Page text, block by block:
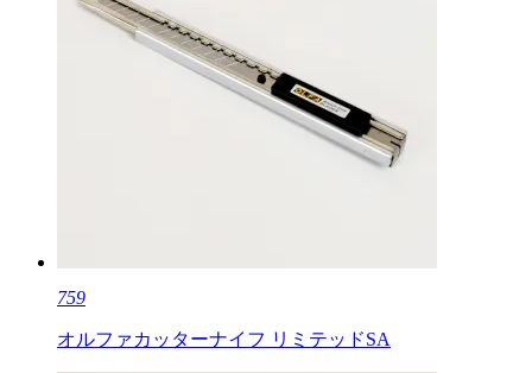
759
オルファカッターナイフ リミテッドSA